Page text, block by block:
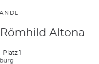
Altona
1